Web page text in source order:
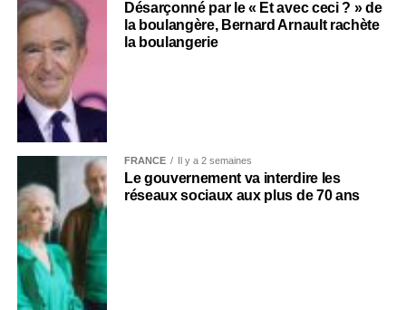
Désarçonné par le « Et avec ceci ? » de
la boulangère, Bernard Arnault rachète
la boulangerie
FRANCE Il y a 2 semaines
Le gouvernement va interdire les
réseaux sociaux aux plus de 70 ans